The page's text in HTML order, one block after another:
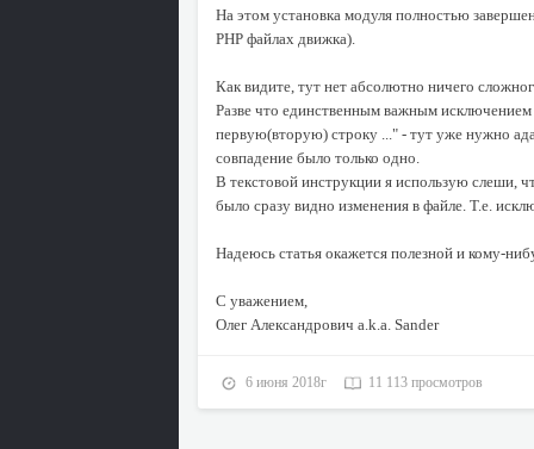
На этом установка модуля полностью
PHP файлах движка).
Как видите, тут нет абсолютно ничего
Разве что единственным важным
первую(вторую) строку ..." - тут уже нужно
совпадение было только одно.
В текстовой инструкции я использую слеши,
было сразу видно изменения в файле. Т.е.
Надеюсь статья окажется полезной и кому-
С уважением,
Олег Александрович a.k.a. Sander
6 июня 2018г 11 113 просмотров